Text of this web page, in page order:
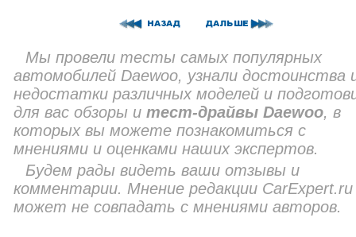
Мы провели тесты самых популярных
автомобилей Daewoo, узнали достоинства
недостатки различных моделей и
для вас обзоры и тест-драйвы Daewoo, в
которых вы можете познакомиться с
мнениями и оценками наших экспертов.
Будем рады видеть ваши отзывы и
комментарии. Мнение редакции CarExpert.ru
может не совпадать с мнениями авторов.